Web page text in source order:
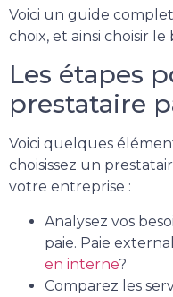
Voici un guide
choix, et ainsi choisir
Les étapes
prestataire
Voici quelques
choisissez un
votre entreprise :
Analysez vos
paie. Paie
en interne?
Comparez les